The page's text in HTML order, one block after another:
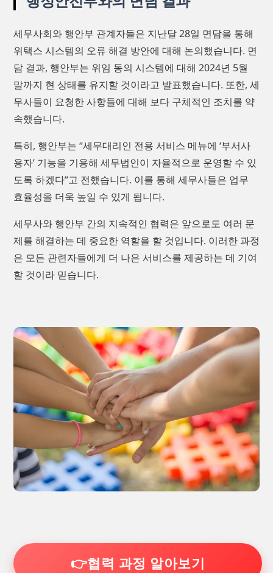
세무사회와 행안부 관계자들은 지난달 28일 면담을 통해
위택스 시스템의 오류 해결 방안에 대해 논의했습니다. 면
담 결과, 행안부는 위임 동의 시스템에 대해 2024년 5월
말까지 현 상태를 유지할 것이라고 발표했습니다. 또한, 세
무사들이 요청한 사항들에 대해 보다 구체적인 조치를 약
속했습니다.
특히, 행안부는 “세무대리인 전용 서비스 메뉴에 ‘부서사
용자’ 기능을 기용해 세무법인이 자율적으로 운영할 수 있
도록 하겠다”고 전했습니다. 이를 통해 세무사들은 업무
효율성을 더욱 높일 수 있게 됩니다.
세무사와 행안부 간의 지속적인 협력은 앞으로도 여러 문
제를 해결하는 데 중요한 역할을 할 것입니다. 이러한 과정
은 모든 관련자들에게 더 나은 서비스를 제공하는 데 기여
할 것이라 믿습니다.
👉협력 과정 알아보기